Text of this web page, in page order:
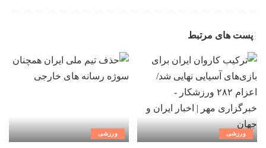
پست های مرتبط
ورزشی ورزشی